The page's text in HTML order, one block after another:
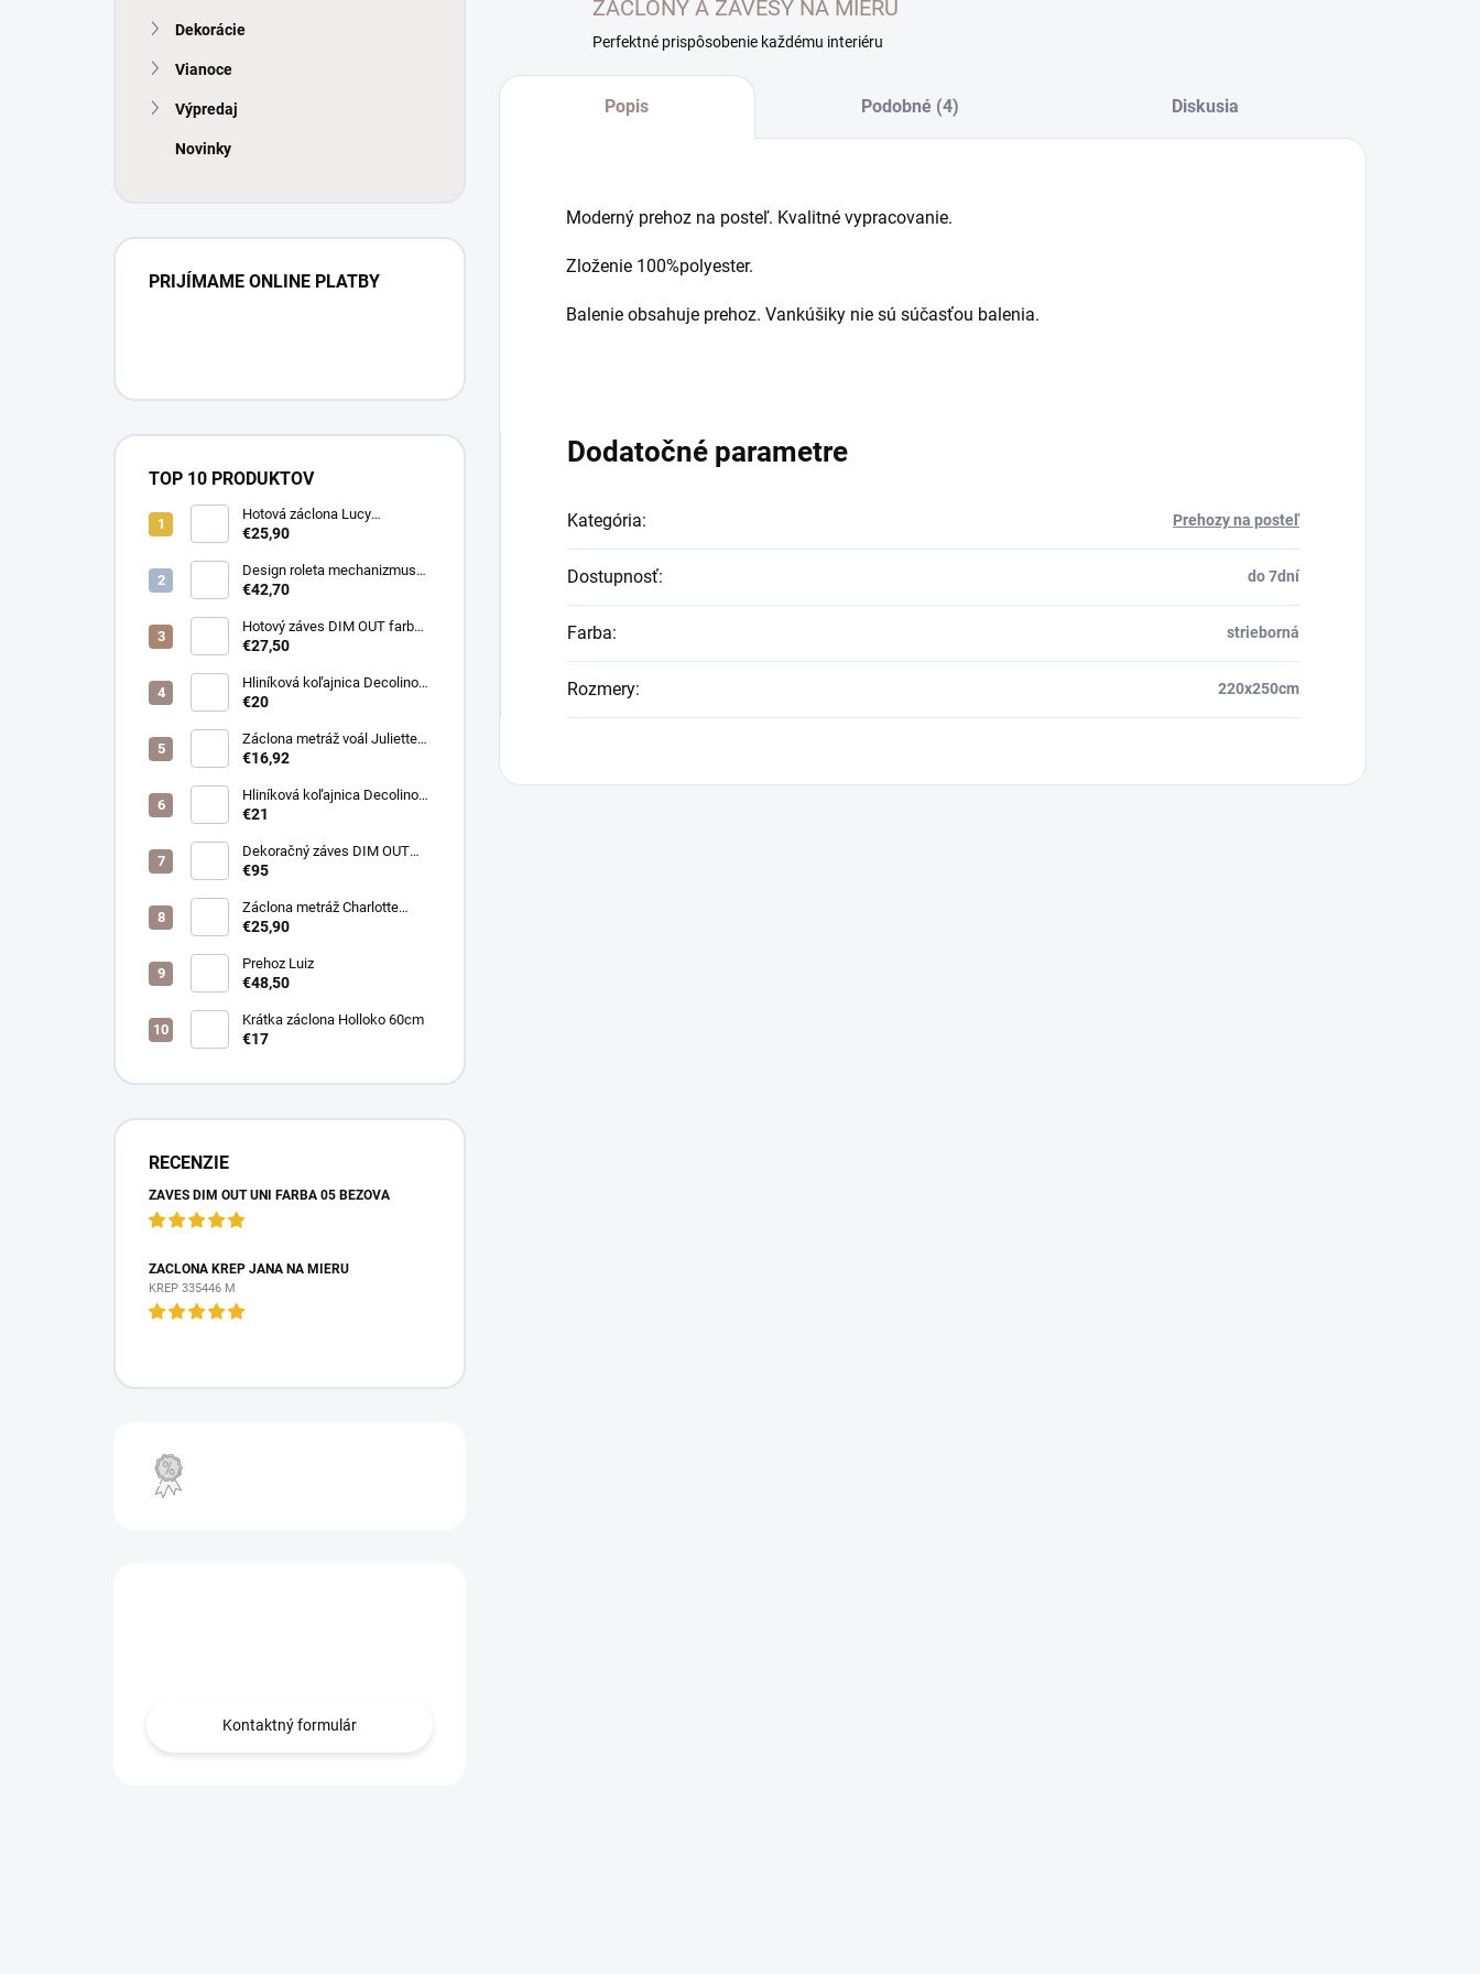
Dekorácie
Vianoce
Výpredaj
Novinky
PRIJÍMAME ONLINE PLATBY
TOP 10 PRODUKTOV
Hotová záclona Lucy
300x250cm tunel
€25,90
Design roleta mechanizmus
otvorený farba čierna /bez
€42,70
Hotový záves DIM OUT farba
cappuccino
€27,50
Hliníková koľajnica Decolino
čierna
€20
Záclona metráž voál Juliette
farba biela
€16,92
Hliníková koľajnica Decolino
bronz
€21
Dekoračný záves DIM OUT
Pierot farba 08
€95
Záclona metráž Charlotte
púdrová
€25,90
Prehoz Luiz
€48,50
Krátka záclona Holloko 60cm
€17
RECENZIE
ZÁVES DIM OUT UNI FARBA 05 BÉŽOVÁ
ZÁCLONA KREP JANA NA MIERU
KREP 335446 M
Kontaktný formulár
ZÁCLONY A ZÁVESY NA MIERU
Perfektné prispôsobenie každému interiéru
Popis Podobné (4) Diskusia
Moderný prehoz na posteľ. Kvalitné vypracovanie.
Zloženie 100%polyester.
Balenie obsahuje prehoz. Vankúšiky nie sú súčasťou balenia.
Dodatočné parametre
Kategória: Prehozy na posteľ
Dostupnosť: do 7dní
Farba: strieborná
Rozmery: 220x250cm